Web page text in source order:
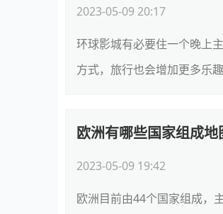
2023-05-09 20:17
环球影城有必要住一个晚上
方式，旅行也会增加更多乐
欧洲有哪些国家组成地
2023-05-09 19:42
欧洲目前由44个国家组成，